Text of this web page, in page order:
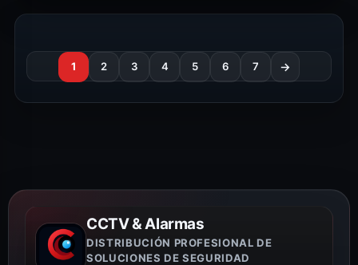
1 2 3 4 5 6 7 →
CCTV & Alarmas
DISTRIBUCIÓN PROFESIONAL DE
SOLUCIONES DE SEGURIDAD